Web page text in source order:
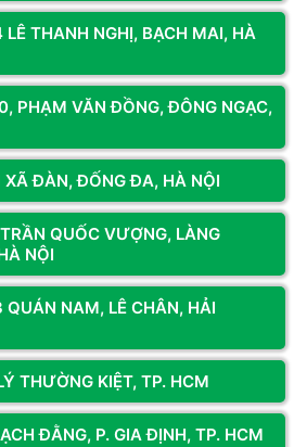
/ 5 GHz
hoặc 12dBi
Xem thêm
về CARD WIFI INTEL AC
THANH NGHỊ, BẠCH MAI, HÀ
PHẠM VĂN ĐỒNG, ĐÔNG NGẠC,
XÃ ĐÀN, ĐỐNG ĐA, HÀ NỘI
QUỐC VƯỢNG, LÀNG
NỘI
QUÁN NAM, LÊ CHÂN, HẢI
THƯỜNG KIỆT, TP. HCM
ĐẰNG, P. GIA ĐỊNH, TP. HCM